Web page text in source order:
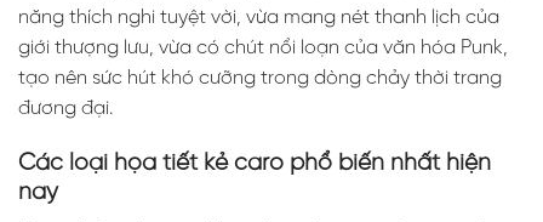
năng thích nghi tuyệt vời, vừa mang nét thanh lịch của
giới thượng lưu, vừa có chút nổi loạn của văn hóa Punk,
tạo nên sức hút khó cưỡng trong dòng chảy thời trang
đương đại.
Các loại họa tiết kẻ caro phổ biến nhất hiện
nay